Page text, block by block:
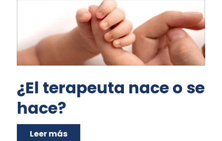
¿El terapeuta nace o se
hace?
Leer más